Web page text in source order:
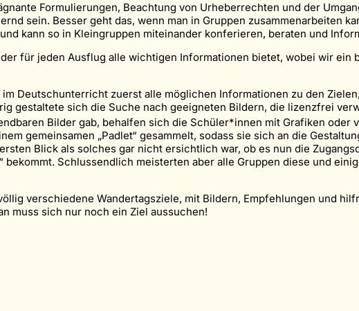
Formulierungen, Beachtung von Urheberrechten und der
sein. Besser geht das, wenn man in Gruppen zusammenarbeiten
kann so in Kleingruppen miteinander konferieren, beraten und
für jeden Ausflug alle wichtigen Informationen bietet, wobei wir ein
Deutschunterricht zuerst alle möglichen Informationen zu den
gestaltete sich die Suche nach geeigneten Bildern, die lizenzfrei
Bilder gab, behalfen sich die Schüler*innen mit Grafiken
gemeinsamen „Padlet“ gesammelt, sodass sie sich an die
Blick als solches gar nicht ersichtlich war, ob es nun die
bekommt. Schlussendlich meisterten aber alle Gruppen diese und
verschiedene Wandertagsziele, mit Bildern, Empfehlungen und
muss sich nur noch ein Ziel aussuchen!